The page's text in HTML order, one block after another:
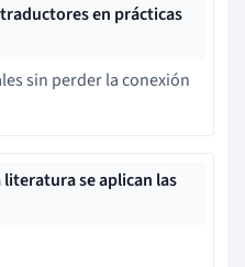
en prácticas
sin perder la conexión
literatura se aplican las